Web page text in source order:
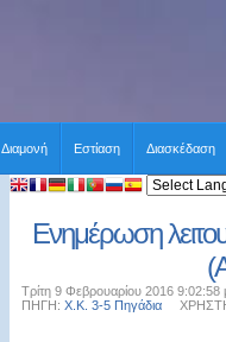
Διαμονή Εστίαση Διασκέδαση
Ενημέρωση
Τρίτη 9 Φεβρουαρίου 2016 9:02:58
ΠΗΓΗ: Χ.Κ. 3-5 Πηγάδια